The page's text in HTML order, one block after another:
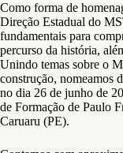
Como forma de
Direção Estadual do
fundamentais para
percurso da história,
Unindo temas sobre o
construção, nomeamos
no dia 26 de junho de
de Formação de Paulo
Caruaru (PE).